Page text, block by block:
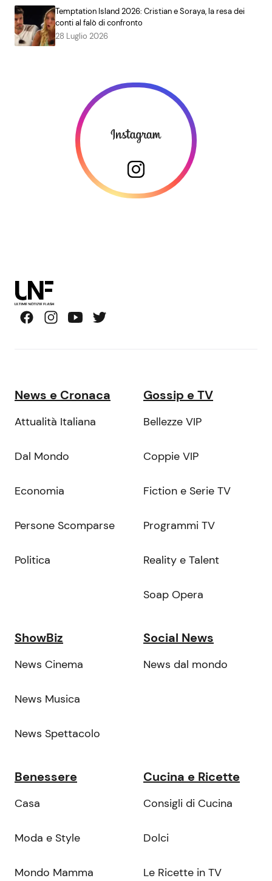
Temptation Island 2026: Cristian e Soraya, la resa dei
conti al falò di confronto
28 Luglio 2026
News e Cronaca
Attualità Italiana
Dal Mondo
Economia
Persone Scomparse
Politica
Gossip e TV
Bellezze VIP
Coppie VIP
Fiction e Serie TV
Programmi TV
Reality e Talent
Soap Opera
ShowBiz
News Cinema
News Musica
News Spettacolo
Social News
News dal mondo
Benessere
Casa
Moda e Style
Mondo Mamma
Cucina e Ricette
Consigli di Cucina
Dolci
Le Ricette in TV